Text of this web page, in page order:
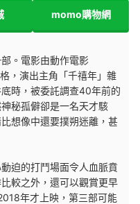
momo購物網
。電影由動作電影
，演出主角「千禧年」雜
時，被委託調查40年前的
秘孤僻卻是一名天才駭
想像中還要撲朔迷離，甚
迫的打鬥場面令人血脈賁
較之外，還可以觀賞更早
年才上映，第三部可能